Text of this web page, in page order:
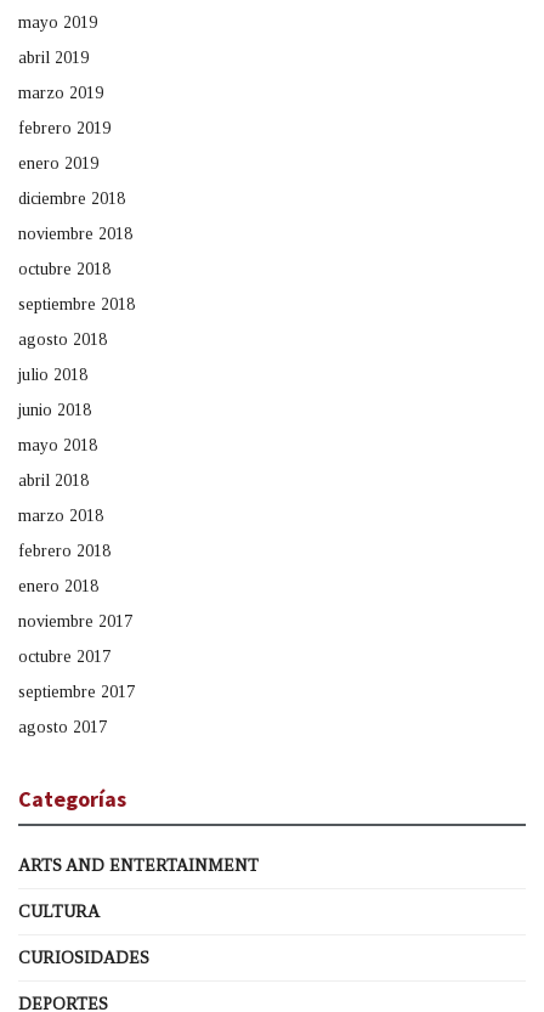
mayo 2019
abril 2019
marzo 2019
febrero 2019
enero 2019
diciembre 2018
noviembre 2018
octubre 2018
septiembre 2018
agosto 2018
julio 2018
junio 2018
mayo 2018
abril 2018
marzo 2018
febrero 2018
enero 2018
noviembre 2017
octubre 2017
septiembre 2017
agosto 2017
Categorías
ARTS AND ENTERTAINMENT
CULTURA
CURIOSIDADES
DEPORTES